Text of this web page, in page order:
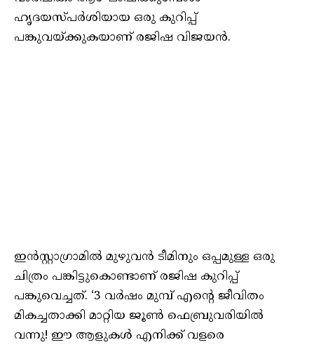
ഹൃദയസ്പർശിയായ ഒരു കുറിപ്പ്
പങ്കുവയ്ക്കുകയാണ് രജിഷ വിജയൻ.
ഇൻസ്റ്റാഗ്രാമിൽ മുഴുവൻ ടീമിനും ഒപ്പമുള്ള ഒരു
ചിത്രം പങ്കിട്ടുകൊണ്ടാണ് രജിഷ കുറിപ്പ്
പങ്കുവെച്ചത്. ‘3 വർഷം മുമ്പ് എന്റെ ജീവിതം
മികച്ചതാക്കി മാറ്റിയ ജൂൺ ഫെബ്രുവരിയിൽ
വന്നു! ഈ ആളുകൾ എനിക്ക് വളരെ